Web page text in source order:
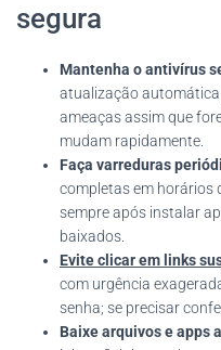
segura
Mantenha o antivírus
atualização automática
ameaças assim que
mudam rapidamente.
Faça varreduras
completas em horários
sempre após instalar
baixados.
Evite clicar em links
com urgência
senha; se precisar
Baixe arquivos e apps